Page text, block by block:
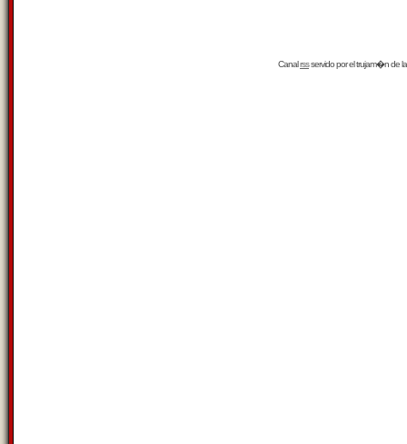
Canalrssservido por eltrujam�nde